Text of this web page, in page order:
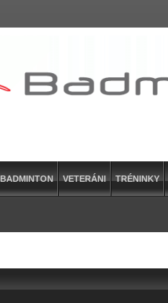
VETERÁNI TRÉNINKY